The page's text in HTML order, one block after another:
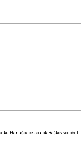
Hanušovice soutok-Raškov vodočet